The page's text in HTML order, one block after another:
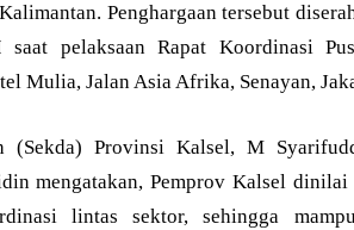
Penghargaan tersebut
saat pelaksaan Rapat Koordinasi
Mulia, Jalan Asia Afrika, Senayan,
(Sekda) Provinsi Kalsel, M
mengatakan, Pemprov Kalsel
lintas sektor, sehingga